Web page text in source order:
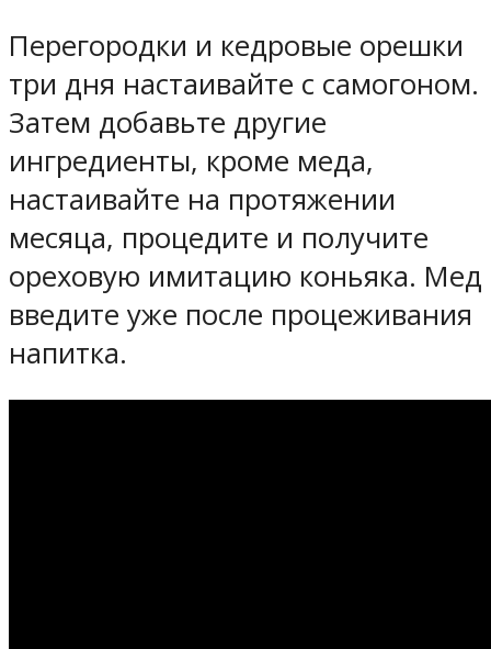
Перегородки и кедровые орешки
три дня настаивайте с самогоном.
Затем добавьте другие
ингредиенты, кроме меда,
настаивайте на протяжении
месяца, процедите и получите
ореховую имитацию коньяка. Мед
введите уже после процеживания
напитка.